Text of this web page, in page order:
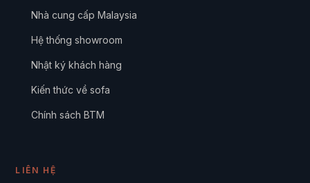
Nhà cung cấp Malaysia
Hệ thống showroom
Nhật ký khách hàng
Kiến thức về sofa
Chính sách BTM
LIÊN HỆ